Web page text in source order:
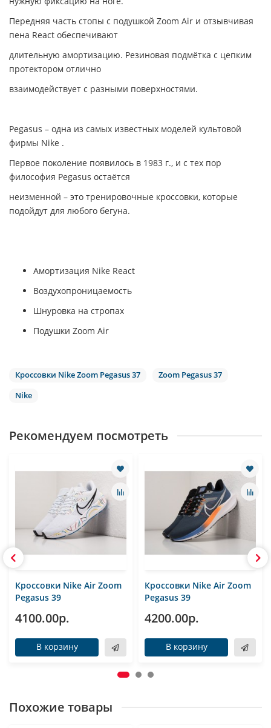
Передняя часть стопы с подушкой Zoom Air и отзывчивая
пена React обеспечивают
длительную амортизацию. Резиновая подмётка с цепким
протектором отлично
взаимодействует с разными поверхностями.
Pegasus – одна из самых известных моделей культовой
фирмы Nike .
Первое поколение появилось в 1983 г., и с тех пор
философия Pegasus остаётся
неизменной – это тренировочные кроссовки, которые
подойдут для любого бегуна.
Амортизация Nike React
Воздухопроницаемость
Шнуровка на стропах
Подушки Zoom Air
Кроссовки Nike Zoom Pegasus 37
Zoom Pegasus 37
Nike
Рекомендуем посмотреть
Кроссовки Nike Air Zoom
Pegasus 39
4100.00р.
В корзину
Кроссовки Nike Air Zoom
Pegasus 39
4200.00р.
В корзину
Похожие товары